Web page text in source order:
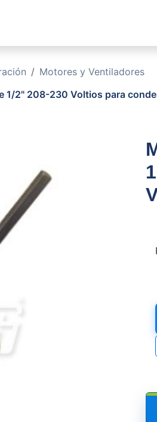
Motores y Ventiladores
1/2" 208-230 Voltios para